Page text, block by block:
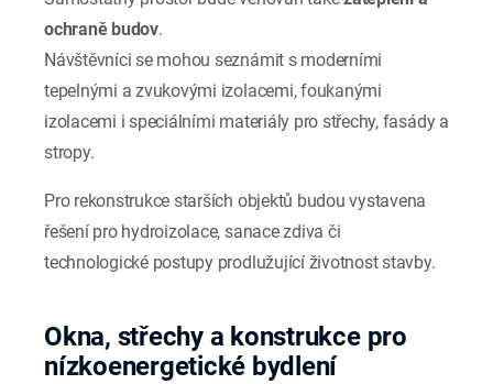
ochraně budov.
Návštěvníci se mohou seznámit s moderními
tepelnými a zvukovými izolacemi, foukanými
izolacemi i speciálními materiály pro střechy, fasády a
stropy.
Pro rekonstrukce starších objektů budou vystavena
řešení pro hydroizolace, sanace zdiva či
technologické postupy prodlužující životnost stavby.
Okna, střechy a konstrukce pro
nízkoenergetické bydlení